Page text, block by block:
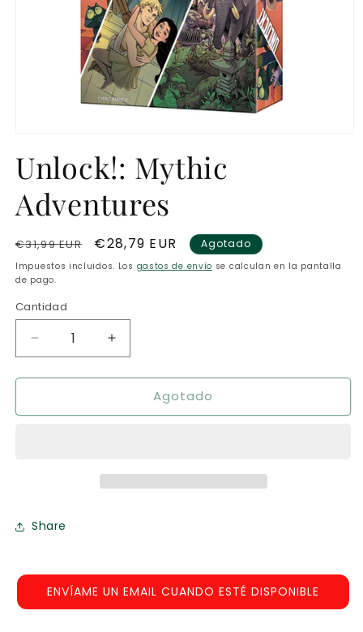
multimedia
1
una
ventana
Unlock!: Mythic
Adventures
Precio
habitual
€31,99 EUR
Precio
de
€28,79 EUR Agotado
Impuestos incluidos. Los gastos de envío se calculan en la pantalla
de pago.
Cantidad
Reducir
cantidad
para
Mythic
Aumentar
cantidad
para
Unlock!:
Mythic
Agotado
Share
ENVÍAME UN EMAIL CUANDO ESTÉ DISPONIBLE